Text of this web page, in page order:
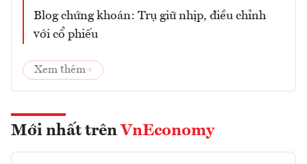
Blog chứng khoán: Trụ giữ nhịp, điều chỉnh
với cổ phiếu
Xem thêm
Mới nhất trên VnEconomy